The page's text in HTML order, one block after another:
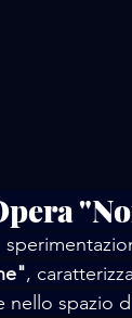
,
nello